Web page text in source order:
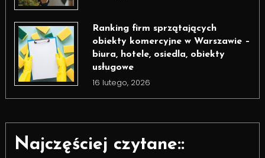
Ranking firm sprzątających
obiekty komercyjne w Warszawie –
biura, hotele, osiedla, obiekty
usługowe
16 lutego, 2026
Najczęściej czytane::